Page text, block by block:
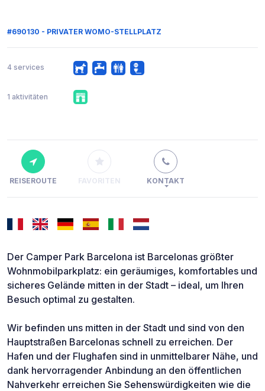
#690130 - PRIVATER WOMO-STELLPLATZ
4 services
1 aktivitäten
REISEROUTE FAVORITEN KONTAKT
Der Camper Park Barcelona ist Barcelonas größter
Wohnmobilparkplatz: ein geräumiges, komfortables und
sicheres Gelände mitten in der Stadt – ideal, um Ihren
Besuch optimal zu gestalten.
Wir befinden uns mitten in der Stadt und sind von den
Hauptstraßen Barcelonas schnell zu erreichen. Der
Hafen und der Flughafen sind in unmittelbarer Nähe, und
dank hervorragender Anbindung an den öffentlichen
Nahverkehr erreichen Sie Sehenswürdigkeiten wie die